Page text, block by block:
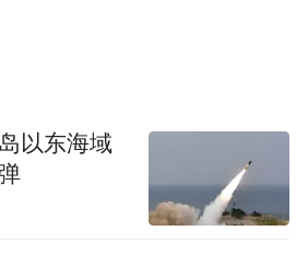
10:00准时开抢
齐鲁网·闪电新闻
以东海域